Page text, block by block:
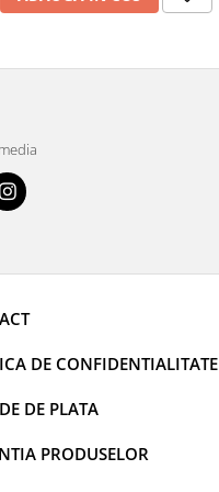
DE CONFIDENTIALITATE
DE PLATA
PRODUSELOR